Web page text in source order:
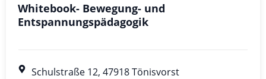
Whitebook- Bewegung- und
Entspannungspädagogik
Schulstraße 12, 47918 Tönisvorst